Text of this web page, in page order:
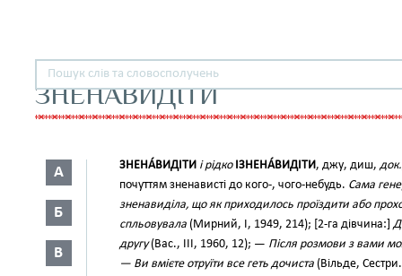
ЗНЕНАВИДІТИ
А
Б
В
ЗНЕНА́ВИДІТИ і рідко ІЗНЕНА́ВИДІТИ, джу, диш,
почуттям зненависті до кого-, чого-небудь. Сама
зненавиділа, що як приходилось проїздити або
спльовувала (Мирний, І, 1949, 214); [2-га дівчина:]
другу(Вас., III, 1960, 12); — Після розмови з вами
— Ви вмієте отруїти все геть дочиста (Вільде,